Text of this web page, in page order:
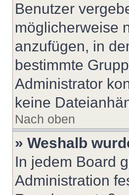
Benutzer
möglicherweise
anzufügen, in
bestimmte
Administrator
keine
Nach oben
» Weshalb
In jedem Board
Administration